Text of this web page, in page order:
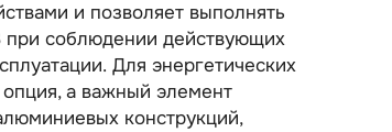
и позволяет выполнять
соблюдении действующих
Для энергетических
а важный элемент
конструкций,